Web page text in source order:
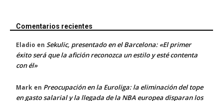
Comentarios recientes
Eladio en Sekulic, presentado en el Barcelona: «El primer
éxito será que la afición reconozca un estilo y esté contenta
con él»
Mark en Preocupación en la Euroliga: la eliminación del tope
en gasto salarial y la llegada de la NBA europea disparan los